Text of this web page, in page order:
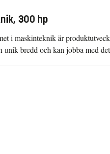
300 hp
i maskinteknik är
bredd och kan jobba med